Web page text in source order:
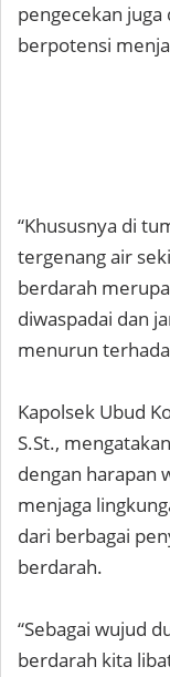
pengecekan
berpotensi
“Khususnya di
tergenang air
berdarah
diwaspadai dan
menurun
Kapolsek Ubud
S.St.,
dengan harapan
menjaga
dari berbagai
berdarah.
“Sebagai wujud
berdarah kita